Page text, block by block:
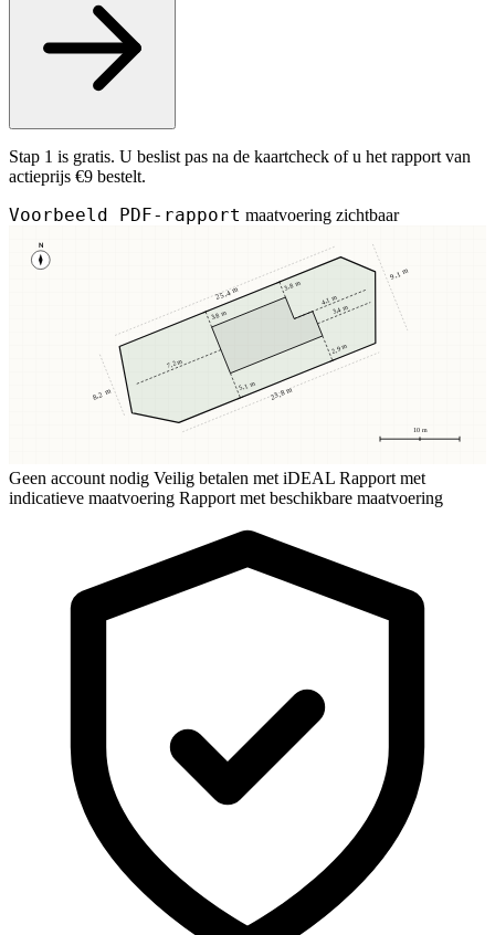
Stap 1 is gratis. U beslist pas na de kaartcheck of u het rapport van
actieprijs €9 bestelt.
Voorbeeld PDF-rapport maatvoering zichtbaar
N
10 m
3,8 m
3,8 m
5,1 m
2,9 m
7,2 m
3,4 m
4,1 m
25,4 m
23,8 m
8,2 m
9,1 m
Geen account nodig Veilig betalen met iDEAL Rapport met
indicatieve maatvoering Rapport met beschikbare maatvoering